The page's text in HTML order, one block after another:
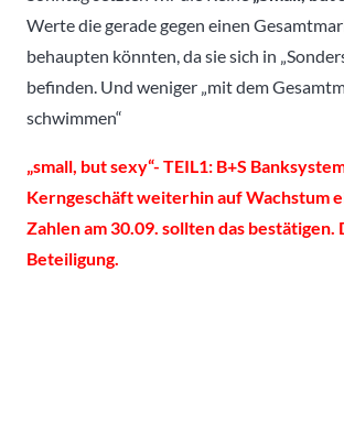
Werte die gerade gegen einen
behaupten könnten, da sie sich in
befinden. Und weniger „mit dem
schwimmen“
„small, but sexy“- TEIL1: B+S
Kerngeschäft weiterhin auf Wachstum
Zahlen am 30.09. sollten das bestätigen.
Beteiligung.